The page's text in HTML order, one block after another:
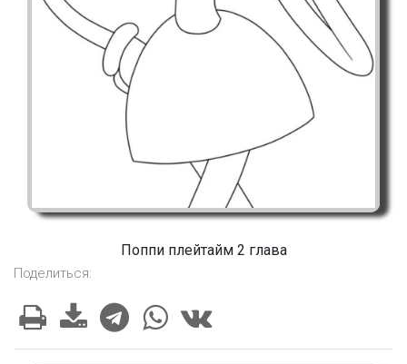
Поппи плейтайм 2 глава
Поделиться: